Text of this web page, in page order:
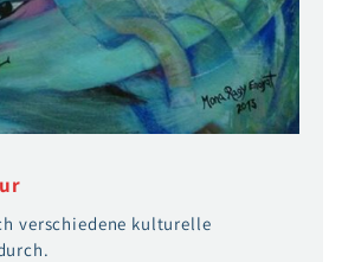
verschiedene kulturelle